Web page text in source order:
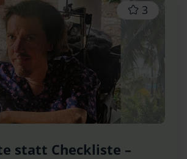
3
statt Checkliste –